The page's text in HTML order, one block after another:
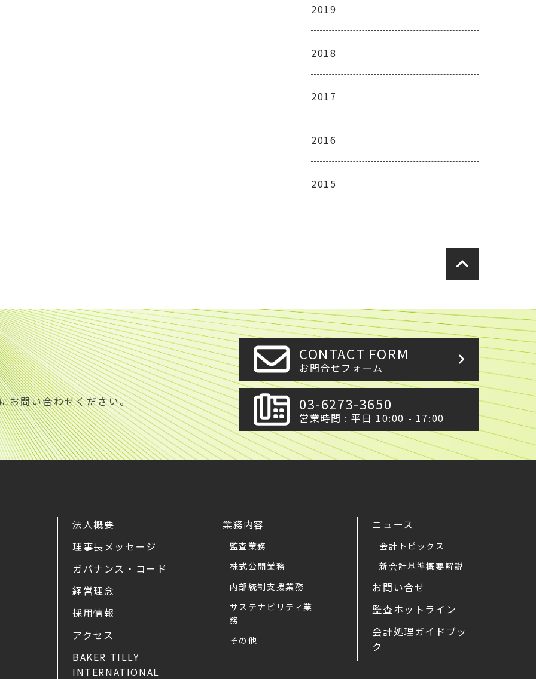
2019
2018
2017
2016
2015
お問い合わせください。
CONTACT FORM
お問合せフォーム
03-6273-3650
営業時間 : 平日 10:00 - 17:00
法人概要
理事長メッセージ
ガバナンス・コード
経営理念
採用情報
アクセス
BAKER TILLY
INTERNATIONAL
業務内容
監査業務
株式公開業務
内部統制支援業務
サステナビリティ業
務
その他
ニュース
会計トピックス
新会計基準概要解説
お問い合せ
監査ホットライン
会計処理ガイドブッ
ク